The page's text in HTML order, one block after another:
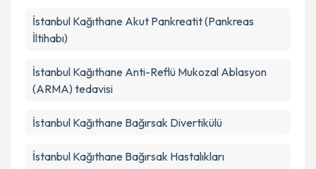
İstanbul Kağıthane Akut Pankreatit (Pankreas
İltihabı)
İstanbul Kağıthane Anti-Reflü Mukozal Ablasyon
(ARMA) tedavisi
İstanbul Kağıthane Bağırsak Divertikülü
İstanbul Kağıthane Bağırsak Hastalıkları